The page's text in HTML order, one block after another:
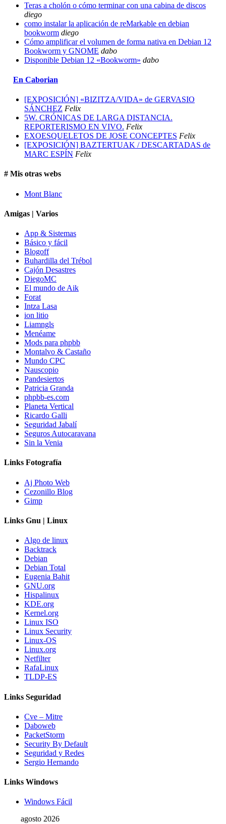
Teras a cholón o cómo terminar con una cabina de discos
diego
como instalar la aplicación de reMarkable en debian
bookworm diego
Cómo amplificar el volumen de forma nativa en Debian 12
Bookworm y GNOME dabo
Disponible Debian 12 «Bookworm» dabo
En Caborian
[EXPOSICIÓN] «BIZITZA/VIDA» de GERVASIO
SÁNCHEZ Felix
5W. CRÓNICAS DE LARGA DISTANCIA.
REPORTERISMO EN VIVO. Felix
EXOESQUELETOS DE JOSE CONCEPTES Felix
[EXPOSICIÓN] BAZTERTUAK / DESCARTADAS de
MARC ESPÍN Felix
# Mis otras webs
Mont Blanc
Amigas | Varios
App & Sistemas
Básico y fácil
Blogoff
Buhardilla del Trébol
Cajón Desastres
DiegoMC
El mundo de Aik
Forat
Intza Lasa
ion litio
Liamngls
Menéame
Mods para phpbb
Montalvo & Castaño
Mundo CPC
Nauscopio
Pandesiertos
Patricia Granda
phpbb-es.com
Planeta Vertical
Ricardo Galli
Seguridad Jabalí
Seguros Autocaravana
Sin la Venia
Links Fotografía
Aj Photo Web
Cezonillo Blog
Gimp
Links Gnu | Linux
Algo de linux
Backtrack
Debian
Debian Total
Eugenia Bahit
GNU.org
Hispalinux
KDE.org
Kernel.org
Linux ISO
Linux Security
Linux-OS
Linux.org
Netfilter
RafaLinux
TLDP-ES
Links Seguridad
Cve – Mitre
Daboweb
PacketStorm
Security By Default
Seguridad y Redes
Sergio Hernando
Links Windows
Windows Fácil
agosto 2026